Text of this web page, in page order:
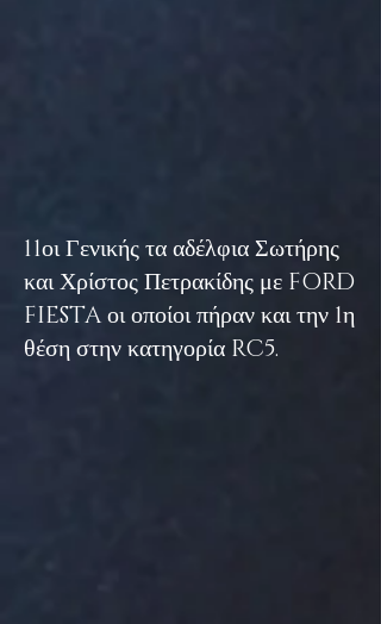
11οι Γενικής τα αδέλφια Σωτήρης
και Χρίστος Πετρακίδης με FORD
FIESTA οι οποίοι πήραν και την 1η
θέση στην κατηγορία RC5.